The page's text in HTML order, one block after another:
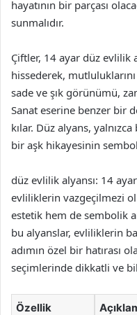
hayatının bir parçası
sunmalıdır.
Çiftler, 14 ayar düz evlilik
hissederek,
sade ve şık görünümü,
Sanat eserine benzer bir
kılar. Düz alyans,
bir aşk hikayesinin
düz evlilik alyansı: 14
evliliklerin vazgeçilmezi
estetik hem de sembolik
bu alyanslar, evliliklerin
adımın özel bir hatırası
seçimlerinde dikkatli ve
Özellik